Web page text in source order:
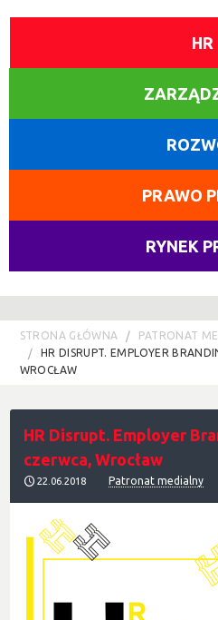
HR
PRAWO
RYNEK
STRONA GŁÓWNA
PATRONAT
HR DISRUPT. EMPLOYER
WROCŁAW
HR Disrupt. Employer
czerwca, Wrocław
22.06.2018 Patronat medialny